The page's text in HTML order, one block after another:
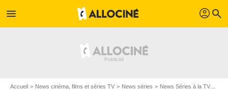
menu profil search
Accueil News cinéma, films et séries TV News séries News Séries à la TV